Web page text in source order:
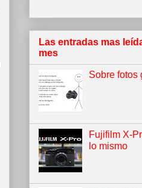
Las entradas mas
mes
Sobre fotos
Fujifilm X-
lo mismo